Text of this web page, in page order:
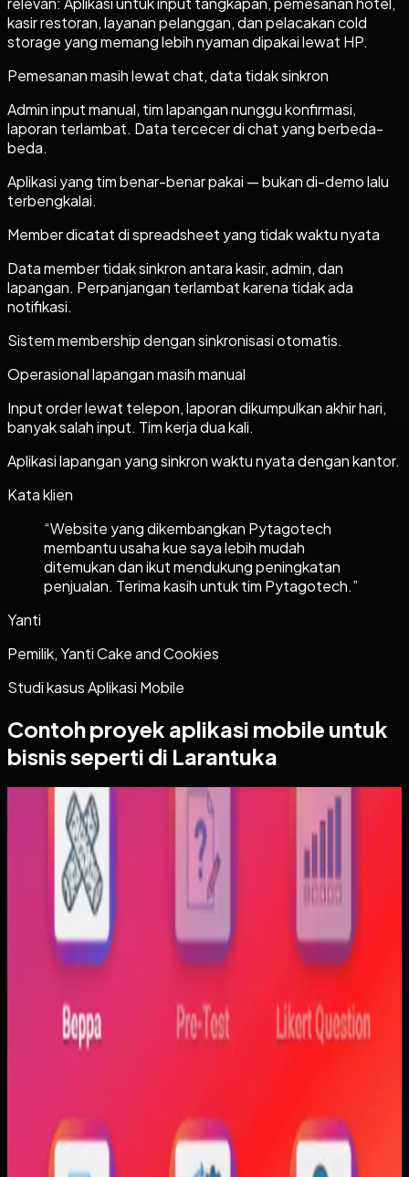
kasir restoran, layanan pelanggan, dan pelacakan cold
storage yang memang lebih nyaman dipakai lewat HP.
Pemesanan masih lewat chat, data tidak sinkron
Admin input manual, tim lapangan nunggu konfirmasi,
laporan terlambat. Data tercecer di chat yang berbeda-
beda.
Aplikasi yang tim benar-benar pakai — bukan di-demo lalu
terbengkalai.
Member dicatat di spreadsheet yang tidak waktu nyata
Data member tidak sinkron antara kasir, admin, dan
lapangan. Perpanjangan terlambat karena tidak ada
notifikasi.
Sistem membership dengan sinkronisasi otomatis.
Operasional lapangan masih manual
Input order lewat telepon, laporan dikumpulkan akhir hari,
banyak salah input. Tim kerja dua kali.
Aplikasi lapangan yang sinkron waktu nyata dengan kantor.
Kata klien
“Website yang dikembangkan Pytagotech
membantu usaha kue saya lebih mudah
ditemukan dan ikut mendukung peningkatan
penjualan. Terima kasih untuk tim Pytagotech.”
Yanti
Pemilik, Yanti Cake and Cookies
Studi kasusAplikasi Mobile
Contoh proyek aplikasi mobile untuk
bisnis seperti di Larantuka
Aplikasi Mobile
Trajectfika
Trajectfika
Sebelumnya
Mahasiswa sering kesulitan menghubungkan persamaan
matematis dengan perilaku fisik yang sebenarnya,
konsisten. Materi yang hanya tampil statis juga membuat
konsep perubahan fase dan perilaku sistem sulit
dibayangkan.
visualisasi gerak, dan grafik yang berubah langsung saat
variabel diubah. Dengan begitu, mahasiswa bisa melihat
hubungan antara teori dan simulasi secara lebih konkret.